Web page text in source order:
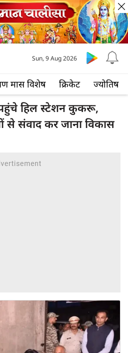
मास विशेष क्रिकेट ज्योतिष
Sun, 9 Aug 2026
पहुंचे हिल स्टेशन कुकरू,
से संवाद कर जाना विकास